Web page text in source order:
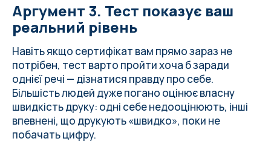
Аргумент 3. Тест показує ваш
реальний рівень
Навіть якщо сертифікат вам прямо зараз не
потрібен, тест варто пройти хоча б заради
однієї речі — дізнатися правду про себе.
Більшість людей дуже погано оцінює власну
швидкість друку: одні себе недооцінюють, інші
впевнені, що друкують «швидко», поки не
побачать цифру.